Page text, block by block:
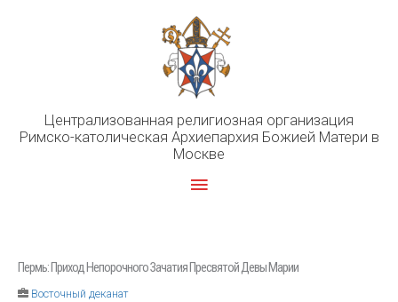
Централизованная религиозная организация
Римско-католическая Архиепархия Божией Матери в
Москве
Главное
Пермь: Приход Непорочного Зачатия Пресвятой Девы Марии
Восточный деканат